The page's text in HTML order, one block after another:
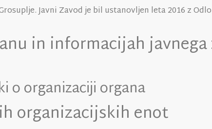
Javni Zavod je bil ustanovljen leta 2016 z
in informacijah
o organizaciji organa
organizacijskih enot